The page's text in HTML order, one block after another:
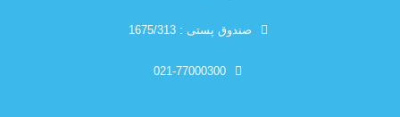
صندوق پستی : 1675/313
021-77000300